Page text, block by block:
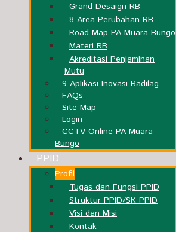
Grand Desaign RB
8 Area Perubahan RB
Road Map PA Muara Bungo
Materi RB
Akreditasi Penjaminan
Mutu
9 Aplikasi Inovasi Badilag
FAQs
Site Map
Login
CCTV Online PA Muara
Bungo
PPID
Profil
Tugas dan Fungsi PPID
Struktur PPID/SK PPID
Visi dan Misi
Kontak